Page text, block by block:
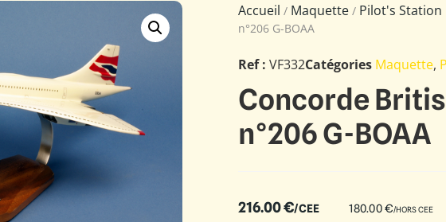
Accueil / Maquette / Pilot's Station
n°206 G-BOAA
Ref : VF332Catégories Maquette,
Concorde
n°206 G-BOAA
216.00€/CEE 180.00€/HORS CEE